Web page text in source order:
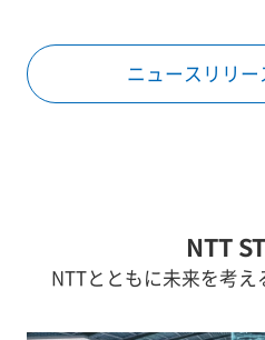
ニュースリリ
NTT
NTTとともに未来を考え